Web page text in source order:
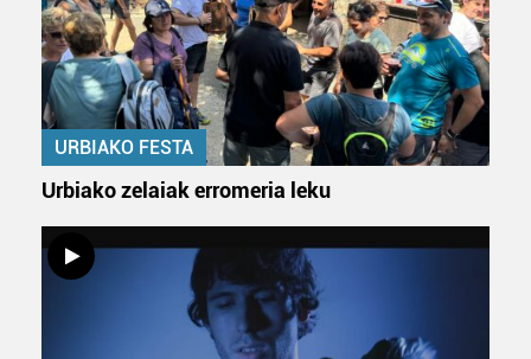
URBIAKO FESTA
Urbiako zelaiak erromeria leku